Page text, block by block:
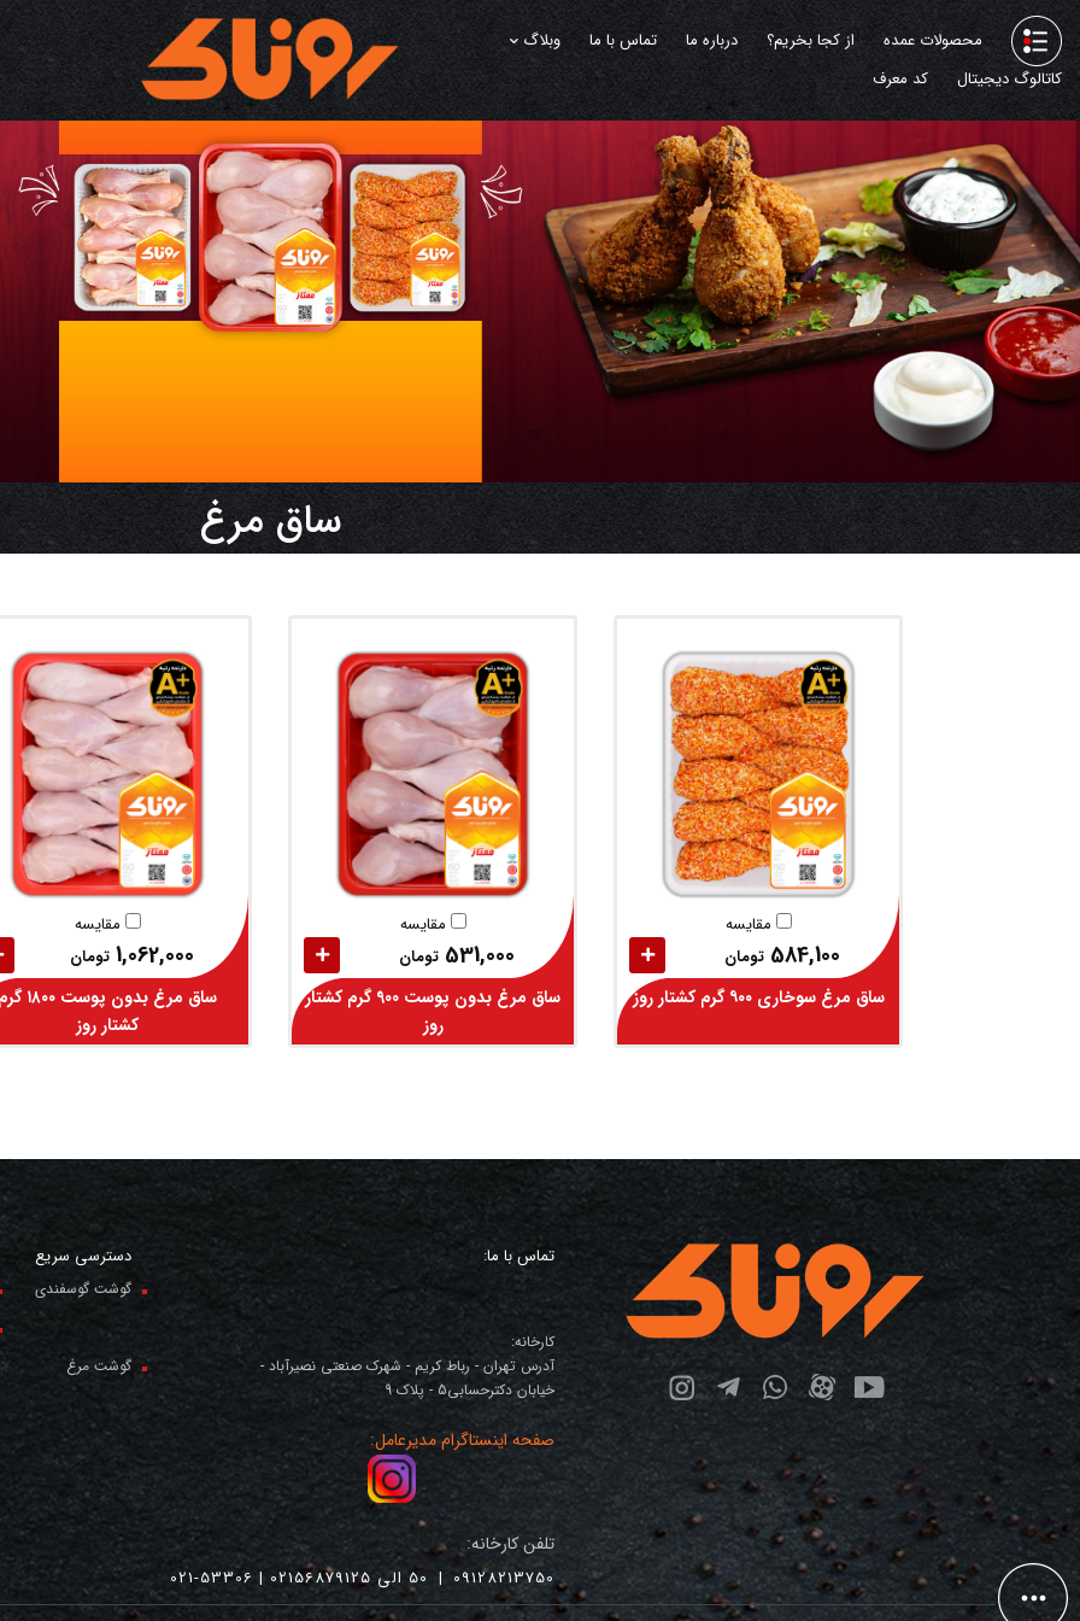
محصولات عمده از کجا بخریم؟ درباره ما تماس با ما
وبلاگ
کاتالوگ دیجیتال
کد معرف
ساق مرغ
مقایسه
584,100 تومان
ساق مرغ سوخاری ۹۰۰ گرم کشتار روز
مقایسه
531,000 تومان
ساق مرغ بدون پوست 900 گرم کشتار
روز
مقایسه
1,062,000 تومان
ساق مرغ بدون پوست
کشتار روز
تماس با ما:
کارخانه:
آدرس تهران - رباط کریم - شهرک صنعتی نصیرآباد -
خیابان دکترحسابی5 - پلاک 9
صفحه اینستاگرام مدیرعامل:
تلفن کارخانه:
09128213750
| 50 الی 02156879125 | 53306-021
دسترسی سریع
گوشت گوسفندی
گوشت مرغ